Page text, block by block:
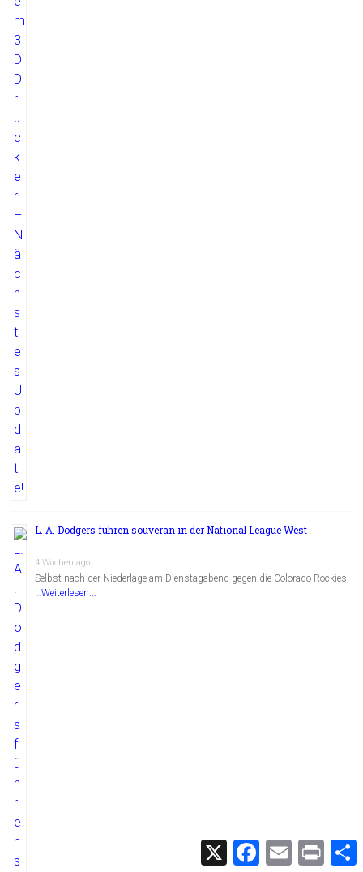
L. A. Dodgers führen souverän in der National League West
4 Wochen ago
Selbst nach der Niederlage am Dienstagabend gegen die Colorado Rockies,
…Weiterlesen...
X
F
E
m
P